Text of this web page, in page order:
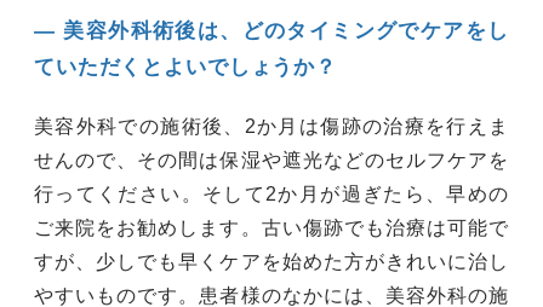
― 美容外科術後は、どのタイミングでケアをし
ていただくとよいでしょうか？
美容外科での施術後、2か月は傷跡の治療を行えま
せんので、その間は保湿や遮光などのセルフケアを
行ってください。そして2か月が過ぎたら、早めの
ご来院をお勧めします。古い傷跡でも治療は可能で
すが、少しでも早くケアを始めた方がきれいに治し
やすいものです。患者様のなかには、美容外科の施